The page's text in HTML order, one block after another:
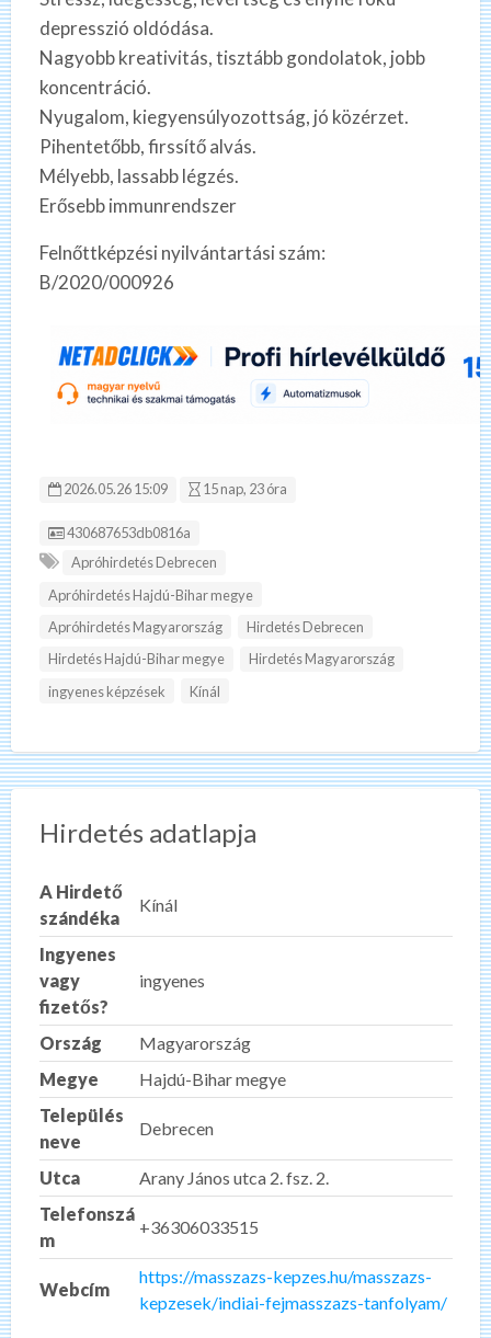
depresszió oldódása.
Nagyobb kreativitás, tisztább gondolatok, jobb
koncentráció.
Nyugalom, kiegyensúlyozottság, jó közérzet.
Pihentetőbb, firssítő alvás.
Mélyebb, lassabb légzés.
Erősebb immunrendszer
Felnőttképzési nyilvántartási szám:
B/2020/000926
2026.05.26 15:09 15 nap, 23 óra
Hirdetés ID:
430687653db0816a
Apróhirdetés Debrecen
Apróhirdetés Hajdú-Bihar megye
Apróhirdetés Magyarország
Hirdetés Debrecen
Hirdetés Hajdú-Bihar megye
Hirdetés Magyarország
ingyenes képzések
Kínál
Hirdetés adatlapja
A Hirdető
szándéka
Kínál
Ingyenes
vagy
fizetős?
ingyenes
Ország
Magyarország
Megye
Hajdú-Bihar megye
Település
neve
Debrecen
Utca
Arany János utca 2. fsz. 2.
Telefonszá
m
+36306033515
Webcím
https://masszazs-kepzes.hu/masszazs-
kepzesek/indiai-fejmasszazs-tanfolyam/